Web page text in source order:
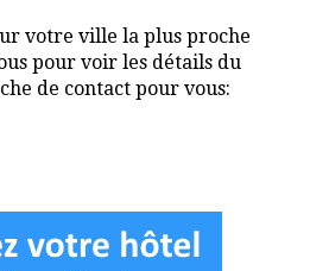
votre ville la plus proche
pour voir les détails du
de contact pour vous: